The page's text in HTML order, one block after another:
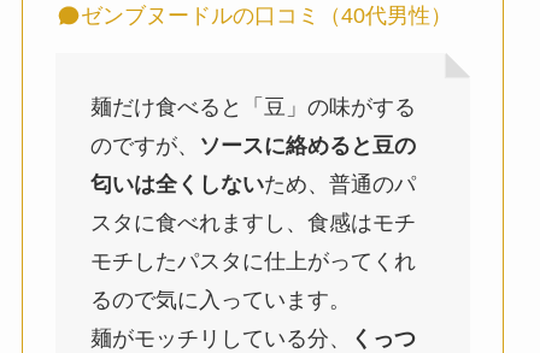
ゼンブヌードルの口コミ（40代男性）
麺だけ食べると「豆」の味がする
のですが、
ソースに絡めると豆の
匂いは全くしないため、普通のパ
スタに食べれますし、食感はモチ
モチしたパスタに仕上がってくれ
るので気に入っています。
麺がモッチリしている分、
くっつ